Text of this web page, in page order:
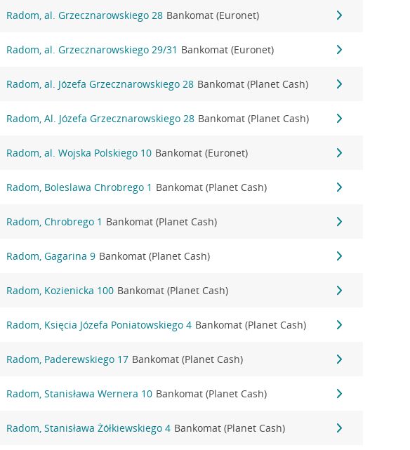
Radom, al. Grzecznarowskiego 28 Bankomat (Euronet)
Radom, al. Grzecznarowskiego 29/31 Bankomat (Euronet)
Radom, al. Józefa Grzecznarowskiego 28 Bankomat (Planet Cash)
Radom, Al. Józefa Grzecznarowskiego 28 Bankomat (Planet Cash)
Radom, al. Wojska Polskiego 10 Bankomat (Euronet)
Radom, Boleslawa Chrobrego 1 Bankomat (Planet Cash)
Radom, Chrobrego 1 Bankomat (Planet Cash)
Radom, Gagarina 9 Bankomat (Planet Cash)
Radom, Kozienicka 100 Bankomat (Planet Cash)
Radom, Księcia Józefa Poniatowskiego 4 Bankomat (Planet Cash)
Radom, Paderewskiego 17 Bankomat (Planet Cash)
Radom, Stanisława Wernera 10 Bankomat (Planet Cash)
Radom, Stanisława Żółkiewskiego 4 Bankomat (Planet Cash)